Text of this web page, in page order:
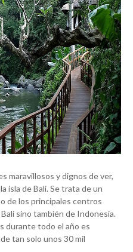
maravillosos y dignos de ver,
isla de Bali. Se trata de un
de los principales centros
sino también de Indonesia.
durante todo el año es
tan solo unos 30 mil